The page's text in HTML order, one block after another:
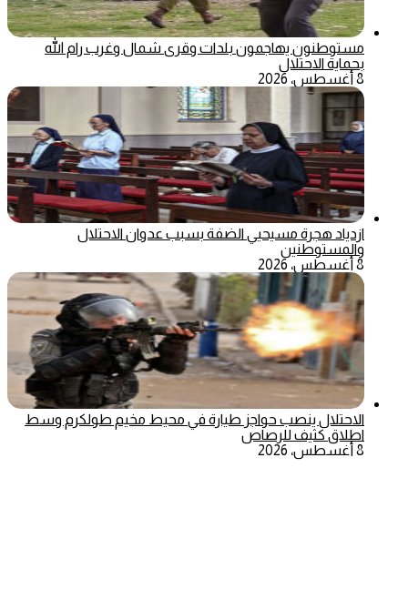
مستوطنون يهاجمون بلدات وقرى شمال وغرب رام الله
بحماية الاحتلال
8 أغسطس، 2026
ازدياد هجرة مسيحيي الضفة بسبب عدوان الاحتلال
والمستوطنين
8 أغسطس، 2026
الاحتلال ينصب حواجز طيارة في محيط مخيم طولكرم وسط
اطلاق كثيف للرصاص
8 أغسطس، 2026